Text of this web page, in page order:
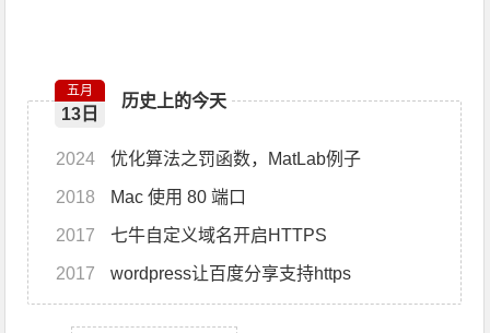
历史上的今天
五月
13日
2024 优化算法之罚函数，MatLab例子
2018 Mac 使用 80 端口
2017 七牛自定义域名开启HTTPS
2017 wordpress让百度分享支持https